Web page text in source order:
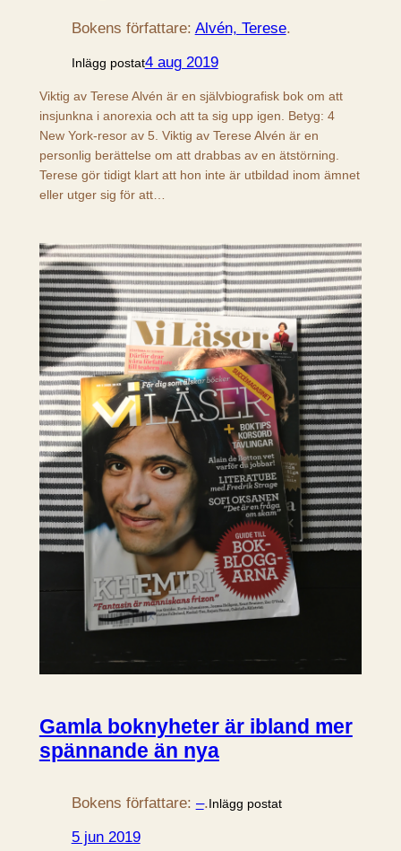
Bokens författare: Alvén, Terese.
Inlägg postat4 aug 2019
Viktig av Terese Alvén är en självbiografisk bok om att
insjunkna i anorexia och att ta sig upp igen. Betyg: 4
New York-resor av 5. Viktig av Terese Alvén är en
personlig berättelse om att drabbas av en ätstörning.
Terese gör tidigt klart att hon inte är utbildad inom ämnet
eller utger sig för att…
Gamla boknyheter är ibland mer
spännande än nya
Bokens författare: –.Inlägg postat
5 jun 2019